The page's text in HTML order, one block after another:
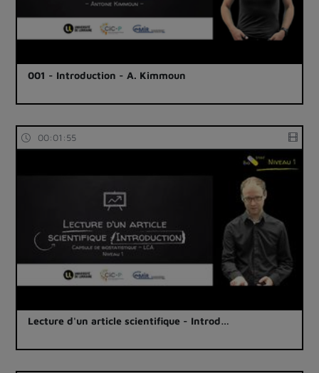
001 - Introduction - A. Kimmoun
00:01:55
Lecture d'un article scientifique - Introd…